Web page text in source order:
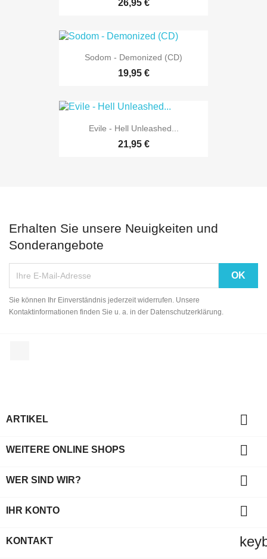
26,95 €
Sodom - Demonized (CD)
19,95 €
Evile - Hell Unleashed...
21,95 €
Erhalten Sie unsere Neuigkeiten und
Sonderangebote
Sie können Ihr Einverständnis jederzeit widerrufen. Unsere
Kontaktinformationen finden Sie u. a. in der Datenschutzerklärung.
ARTIKEL 
WEITERE ONLINE SHOPS 
WER SIND WIR? 
IHR KONTO 
KONTAKT